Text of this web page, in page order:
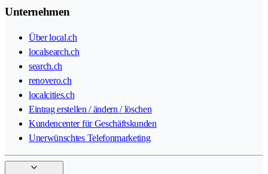
Unternehmen
Über local.ch
localsearch.ch
search.ch
renovero.ch
localcities.ch
Eintrag erstellen / ändern / löschen
Kundencenter für Geschäftskunden
Unerwünschtes Telefonmarketing